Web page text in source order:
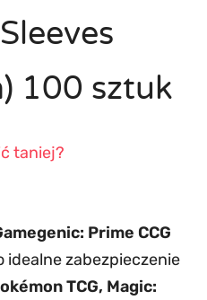
100 sztuk
taniej?
Prime CCG
idealne zabezpieczenie
TCG, Magic: